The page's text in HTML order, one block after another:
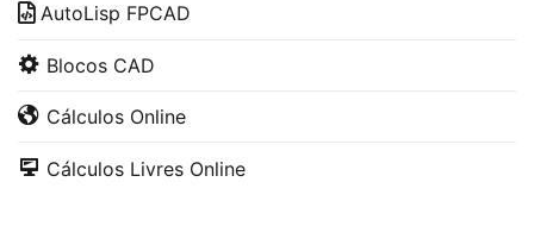
AutoLisp FPCAD
Blocos CAD
Cálculos Online
Cálculos Livres Online